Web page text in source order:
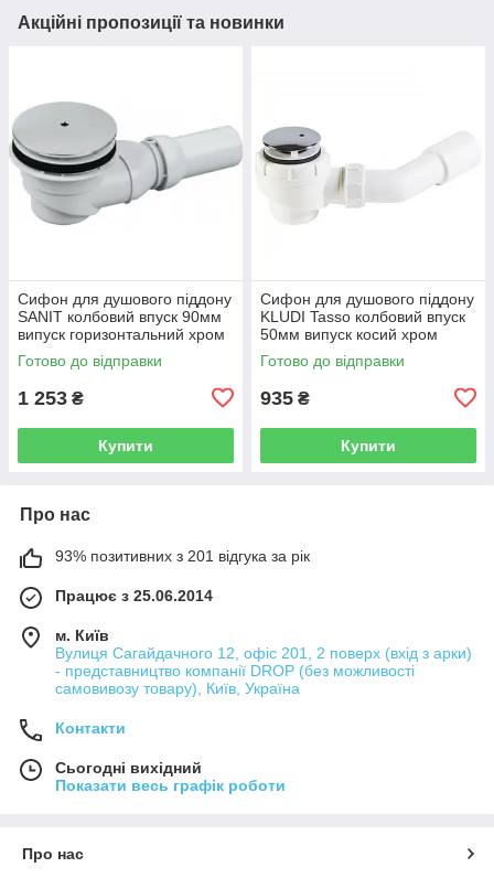
Акційні пропозиції та новинки
Сифон для душового піддону
SANIT колбовий впуск 90мм
випуск горизонтальний хром
34.045.00.0000
Готово до відправки
1 253 ₴
Купити
Сифон для душового піддону
KLUDI Tasso колбовий впуск
50мм випуск косий хром
210520500
Готово до відправки
935 ₴
Купити
Про нас
93% позитивних з 201 відгука за рік
Працює з 25.06.2014
м. Київ
Вулиця Сагайдачного 12, офіс 201, 2 поверх (вхід з арки)
- представництво компанії DROP (без можливості
самовивозу товару), Київ, Україна
Контакти
Сьогодні вихідний
Показати весь графік роботи
Про нас